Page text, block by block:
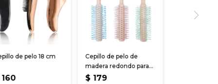
de pelo 18 cm
160
Cepillo de pelo de
madera redondo para
alisado 23x4cm
$ 179